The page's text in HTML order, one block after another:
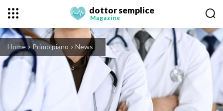
dottor semplice
Magazine
Home Primo piano News